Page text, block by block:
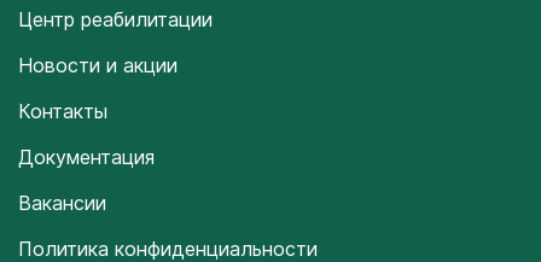
Центр реабилитации
Новости и акции
Контакты
Документация
Вакансии
Политика конфиденциальности